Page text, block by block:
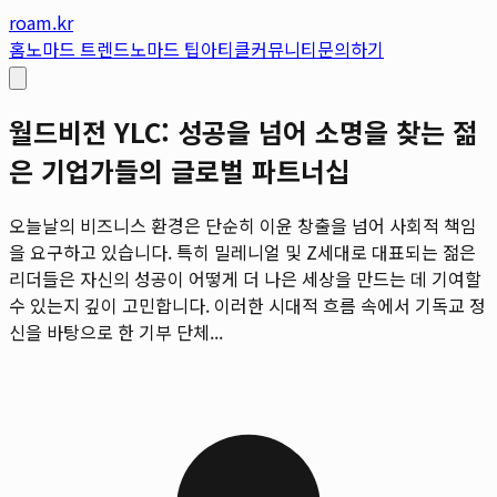
roam.kr
홈노마드 트렌드노마드 팁아티클커뮤니티문의하기
월드비전 YLC: 성공을 넘어 소명을 찾는 젊
은 기업가들의 글로벌 파트너십
오늘날의 비즈니스 환경은 단순히 이윤 창출을 넘어 사회적 책임
을 요구하고 있습니다. 특히 밀레니얼 및 Z세대로 대표되는 젊은
리더들은 자신의 성공이 어떻게 더 나은 세상을 만드는 데 기여할
수 있는지 깊이 고민합니다. 이러한 시대적 흐름 속에서 기독교 정
신을 바탕으로 한 기부 단체...